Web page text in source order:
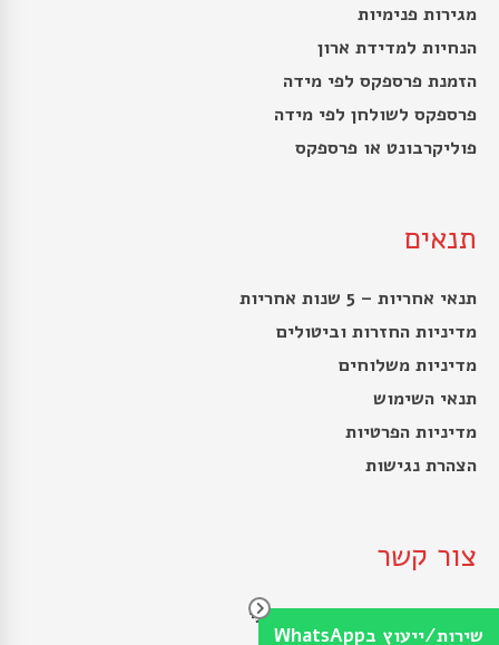
מגירות פנימיות
הנחיות למדידת ארון
הזמנת פרספקס לפי מידה
פרספקס לשולחן לפי מידה
פוליקרבונט או פרספקס
תנאים
תנאי אחריות – 5 שנות אחריות
מדיניות החזרות וביטולים
מדיניות משלוחים
תנאי השימוש
מדיניות הפרטיות
הצהרת נגישות
צור קשר
שירות לקוחות/ייעוץ מקצועי
שירות/ייעוץ בWhatsApp